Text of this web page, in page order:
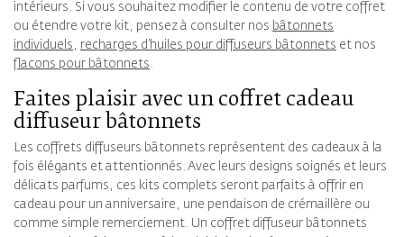
intérieurs. Si vous souhaitez modifier le contenu de votre coffret
ou étendre votre kit, pensez à consulter nos bâtonnets
individuels , recharges d’huiles pour diffuseurs bâtonnets et nos
flacons pour bâtonnets .
Faites plaisir avec un coffret cadeau
diffuseur bâtonnets
Les coffrets diffuseurs bâtonnets représentent des cadeaux à la
fois élégants et attentionnés. Avec leurs designs soignés et leurs
délicats parfums, ces kits complets seront parfaits à offrir en
cadeau pour un anniversaire, une pendaison de crémaillère ou
comme simple remerciement. Un coffret diffuseur bâtonnets